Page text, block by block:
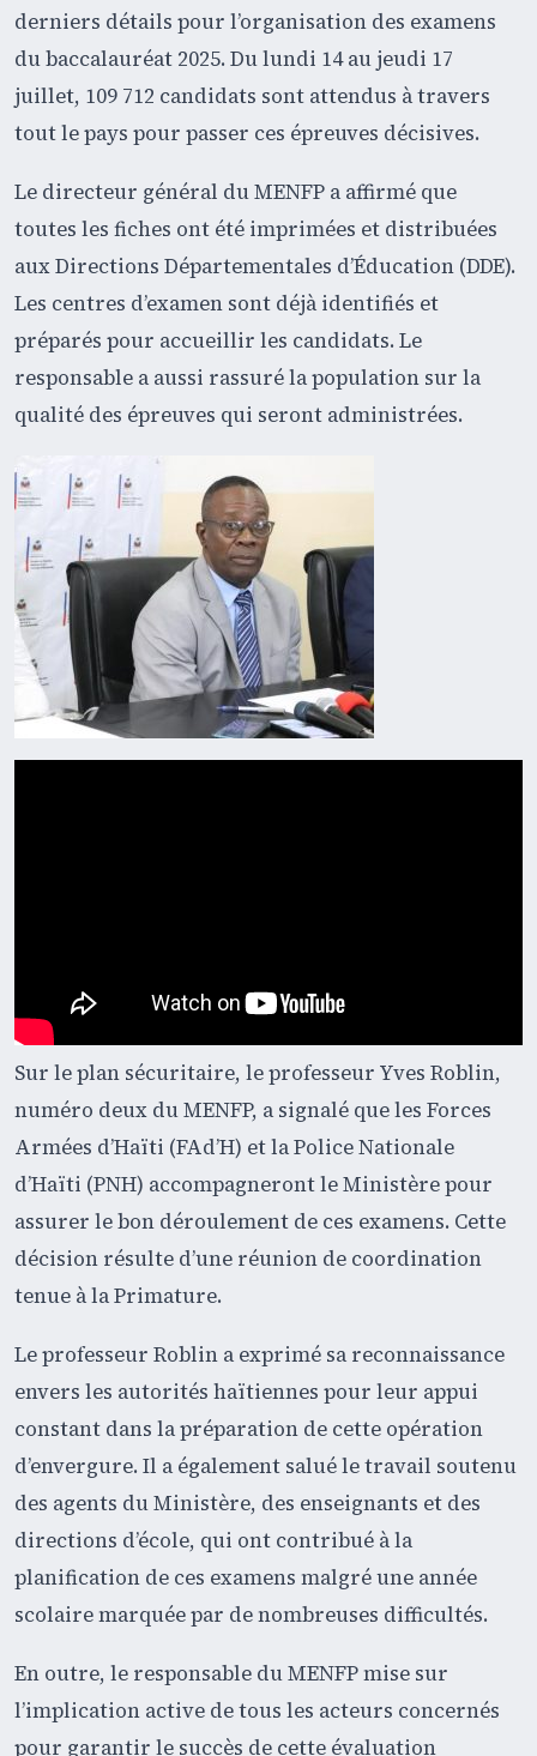
derniers détails pour l’organisation des examens
du baccalauréat 2025. Du lundi 14 au jeudi 17
juillet, 109 712 candidats sont attendus à travers
tout le pays pour passer ces épreuves décisives.
Le directeur général du MENFP a affirmé que
toutes les fiches ont été imprimées et distribuées
aux Directions Départementales d’Éducation (DDE).
Les centres d’examen sont déjà identifiés et
préparés pour accueillir les candidats. Le
responsable a aussi rassuré la population sur la
qualité des épreuves qui seront administrées.
Sur le plan sécuritaire, le professeur Yves Roblin,
numéro deux du MENFP, a signalé que les Forces
Armées d’Haïti (FAd’H) et la Police Nationale
d’Haïti (PNH) accompagneront le Ministère pour
assurer le bon déroulement de ces examens. Cette
décision résulte d’une réunion de coordination
tenue à la Primature.
Le professeur Roblin a exprimé sa reconnaissance
envers les autorités haïtiennes pour leur appui
constant dans la préparation de cette opération
d’envergure. Il a également salué le travail soutenu
des agents du Ministère, des enseignants et des
directions d’école, qui ont contribué à la
planification de ces examens malgré une année
scolaire marquée par de nombreuses difficultés.
En outre, le responsable du MENFP mise sur
l’implication active de tous les acteurs concernés
pour garantir le succès de cette évaluation